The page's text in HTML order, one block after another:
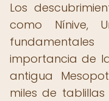
Los
como Nínive,
importancia de
antigua
miles de